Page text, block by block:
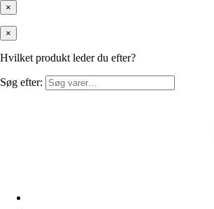
×
×
Hvilket produkt leder du efter?
Søg efter: